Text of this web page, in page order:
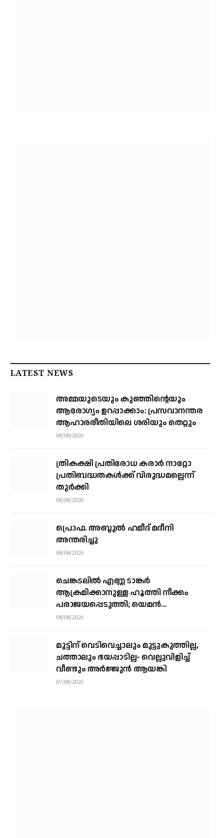
LATEST NEWS
അമ്മയുടെയും കുഞ്ഞിന്റെയും
ആരോഗ്യം ഉറപ്പാക്കാം: പ്രസവാനന്തര
ആഹാരരീതിയിലെ ശരിയും തെറ്റും
08/08/2026
ത്രികക്ഷി പ്രതിരോധ കരാര്‍ നാറ്റോ
പ്രതിബദ്ധതകള്‍ക്ക് വിരുദ്ധമല്ലെന്ന്
തുര്‍ക്കി
08/08/2026
പ്രൊഫ. അബ്ദുൽ ഹമീദ് മദീനി
അന്തരിച്ചു
08/08/2026
ചെങ്കടലില്‍ എണ്ണ ടാങ്കര്‍
ആക്രമിക്കാനുള്ള ഹൂത്തി നീക്കം
പരാജയപ്പെടുത്തി; യെമൻ
സംഘർഷത്തിലേക്ക് നീങ്ങുന്നുവെന്ന്
08/08/2026
മുട്ടിന് വെടിവെച്ചാലും മുട്ടുകുത്തില്ല,
ചത്താലും ഭയപ്പാടില്ല- വെല്ലുവിളിച്ച്
വീണ്ടും അർജ്ജുൻ ആയങ്കി
07/08/2026